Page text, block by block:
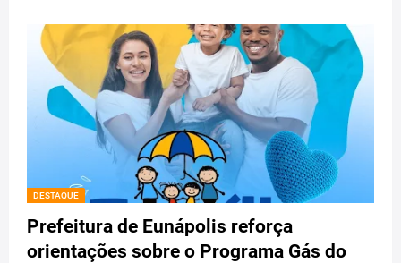
DESTAQUE
Prefeitura de Eunápolis reforça
orientações sobre o Programa Gás do